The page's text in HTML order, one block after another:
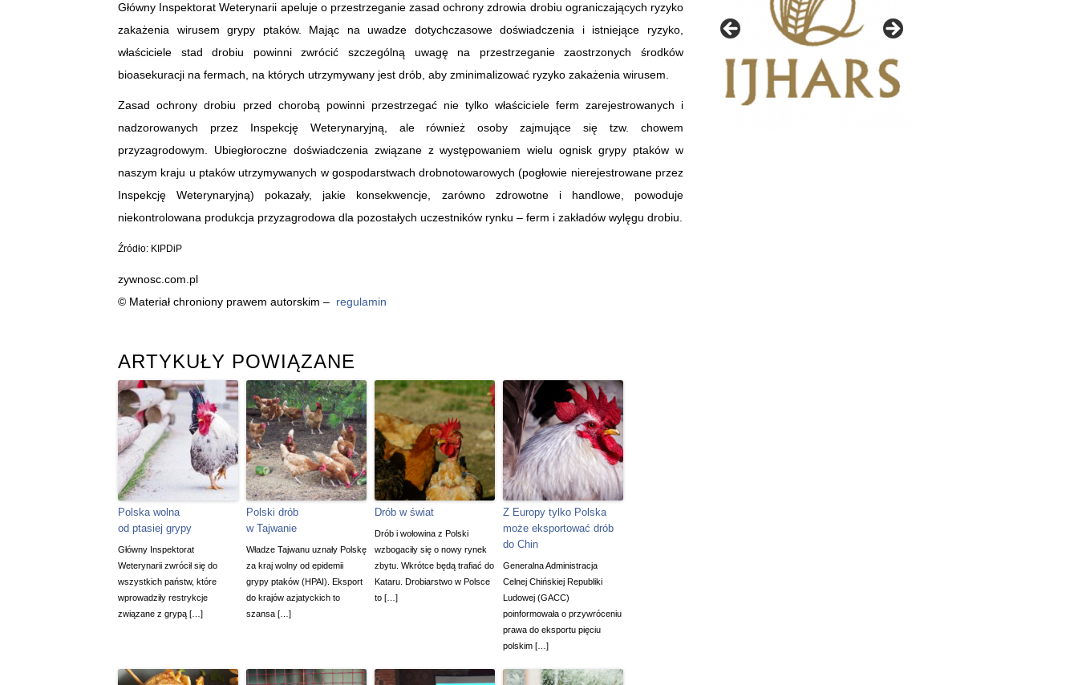
Główny Inspektorat Weterynarii apeluje o przestrzeganie zasad ochrony zdrowia drobiu ograniczających ryzyko
zakażenia wirusem grypy ptaków. Mając na uwadze dotychczasowe doświadczenia i istniejące ryzyko,
właściciele stad drobiu powinni zwrócić szczególną uwagę na przestrzeganie zaostrzonych środków
bioasekuracji na fermach, na których utrzymywany jest drób, aby zminimalizować ryzyko zakażenia wirusem.
Zasad ochrony drobiu przed chorobą powinni przestrzegać nie tylko właściciele ferm zarejestrowanych i
nadzorowanych przez Inspekcję Weterynaryjną, ale również osoby zajmujące się tzw. chowem
przyzagrodowym. Ubiegłoroczne doświadczenia związane z występowaniem wielu ognisk grypy ptaków w
naszym kraju u ptaków utrzymywanych w gospodarstwach drobnotowarowych (pogłowie nierejestrowane przez
Inspekcję Weterynaryjną) pokazały, jakie konsekwencje, zarówno zdrowotne i handlowe, powoduje
niekontrolowana produkcja przyzagrodowa dla pozostałych uczestników rynku – ferm i zakładów wylęgu drobiu.
Źródło: KIPDiP
zywnosc.com.pl
© Materiał chroniony prawem autorskim – regulamin
ARTYKUŁY POWIĄZANE
Polska wolna
od ptasiej grypy
Główny Inspektorat
Weterynarii zwrócił się do
wszystkich państw, które
wprowadziły restrykcje
związane z grypą […]
Polski drób
w Tajwanie
Władze Tajwanu uznały Polskę
za kraj wolny od epidemii
grypy ptaków (HPAI). Eksport
do krajów azjatyckich to
szansa […]
Drób w świat
Drób i wołowina z Polski
wzbogaciły się o nowy rynek
zbytu. Wkrótce będą trafiać do
Kataru. Drobiarstwo w Polsce
to […]
Z Europy tylko Polska
może eksportować drób
do Chin
Generalna Administracja
Celnej Chińskiej Republiki
Ludowej (GACC)
poinformowała o przywróceniu
prawa do eksportu pięciu
polskim […]